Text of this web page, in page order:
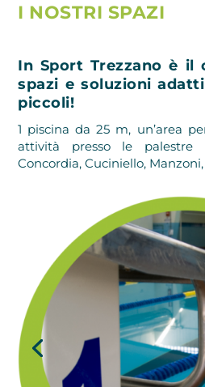
I NOSTRI SPAZI
In Sport Trezzano è il
spazi e soluzioni
piccoli!
1 piscina da 25 m, un’area
attività presso le palestre
Concordia, Cuciniello,